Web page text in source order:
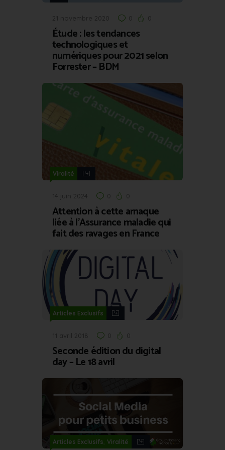
21 novembre 2020 0 0
Étude : les tendances
technologiques et
numériques pour 2021 selon
Forrester – BDM
Viralité
14 juin 2024 0 0
Attention à cette arnaque
liée à l’Assurance maladie qui
fait des ravages en France
Articles Exclusifs
11 avril 2018 0 0
Seconde édition du digital
day – Le 18 avril
Articles Exclusifs, Viralité